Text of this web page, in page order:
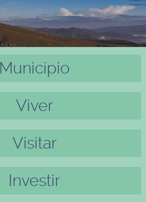
Município
Viver
Visitar
Investir